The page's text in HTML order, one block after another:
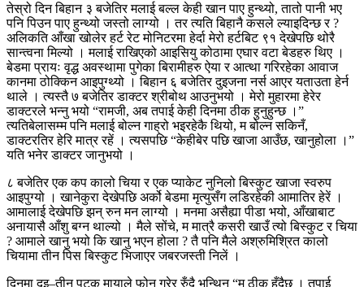
तेस्रो दिन बिहान ३ बजेतिर मलाई बल्ल केही खान पाए हुन्थ्यो, तातो पानी भए
पनि पिउन पाए हुन्थ्यो जस्तो लाग्यो । तर त्यति बिहानै कसले ल्याइदिन्छ र ?
अलिकति आँखा खोलेर हर्ट रेट मोनिटरमा हेर्दा मेरो हर्टबिट ९१ देखेपछि थोरै
सान्त्वना मिल्यो । मलाई राखिएको आइसियु कोठामा एघार वटा बेडहरु थिए ।
बेडमा प्रायः वृद्ध अवस्थामा पुगेका बिरामीहरु ऐया र आत्था गरिरहेका आवाज
कानमा ठोक्किन आइपुग्थ्यो । बिहान ६ बजेतिर दुइजना नर्स आएर यताउता हेर्न
थाले । त्यस्तै ७ बजेतिर डाक्टर श्रीबोथ आउनुभयो । मेरो मुहारमा हेरेर
डाक्टरले भन्नु भयो “रामजी, अब तपाई केही दिनमा ठीक हुनुहुन्छ ।”
त्यतिबेलासम्म पनि मलाई बोल्न गाह्रो भइरहेकै थियो, म बोल्न सकिनँ,
डाक्टरतिर हेरि मात्र रहें । त्यसपछि “केहीबेर पछि खाजा आउँछ, खानुहोला ।”
यति भनेर डाक्टर जानुभयो ।
८ बजेतिर एक कप कालो चिया र एक प्याकेट नुनिलो बिस्कुट खाजा स्वरुप
आइपुग्यो । खानेकुरा देखेपछि अर्को बेडमा मृत्युसँग लडिरहेकी आमातिर हेरें ।
आमालाई देखेपछि झन् रुन मन लाग्यो । मनमा असैह्या पीडा भयो, आँखाबाट
अनायासै आँशु बग्न थाल्यो । मैले सोंचे, म मात्रै कसरी खाउँ त्यो बिस्कुट र चिया
? आमाले खानु भयो कि खानु भएन होला ? तै पनि मैले अश्रुमिश्रित कालो
चियामा तीन पिस बिस्कुट भिजाएर जबरजस्ती निलें ।
दिनमा दुइ–तीन पटक मायाले फोन गरेर रुँदै भन्थिन् “म ठीक हुँदैछु । तपाई